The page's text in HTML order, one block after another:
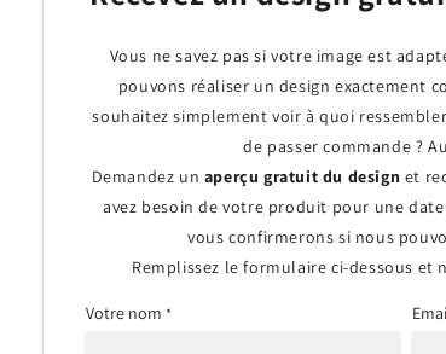
Vous ne savez pas si votre image est
pouvons réaliser un design exactement
souhaitez simplement voir à quoi
de passer commande ?
Demandez un aperçu gratuit du design et
avez besoin de votre produit pour une
vous confirmerons si nous
Remplissez le formulaire ci-dessous et
Votre nom *